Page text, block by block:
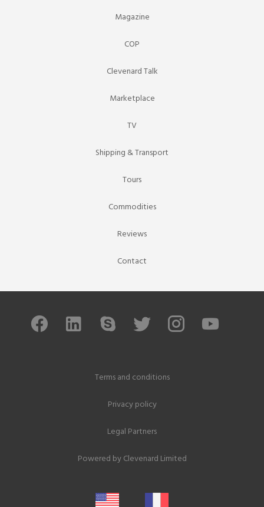
Magazine
COP
Clevenard Talk
Marketplace
TV
Shipping & Transport
Tours
Commodities
Reviews
Contact
Terms and conditions
Privacy policy
Legal Partners
Powered byClevenard Limited